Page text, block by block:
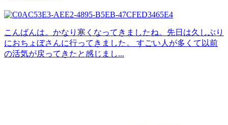
こんばんは。かなり寒くなってきましたね。先日は久しぶり
におちょぼさんに行ってきました。 すごい人が多くて以前
の活気が戻ってきたと感じまし...